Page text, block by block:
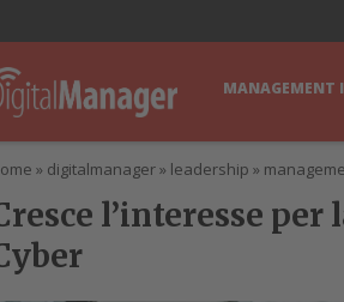
MANAGEMENT
» digitalmanager» leadership »
l’interesse